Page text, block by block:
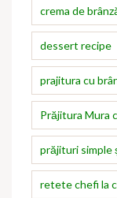
crema de
dessert recipe
prajitura cu
Prăjitura Mura
prăjituri simple
retete chefi la